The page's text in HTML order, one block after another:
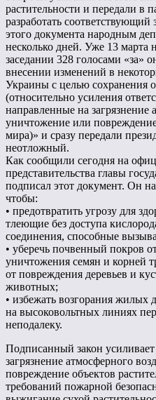
растительности и передали в
разработать соответствующий
этого документа народным
несколько дней. Уже 13 марта
заседании 328 голосами
внесении изменений в
Украины с целью сохранения
(относительно усиления
направленные на загрязнение
уничтожение или
мира)» и сразу передали
неотложный.
Как сообщили сегодня на
представительства главы
подписал этот документ. Он
чтобы:
• предотвратить угрозу для
тлеющие без доступа
соединения, способные
• уберечь почвенный покров
уничтожения семян и корней
от повреждения деревьев и
животных;
• избежать возгорания жилых
на высоковольтных линиях
неподалеку.
Подписанный закон усиливает
загрязнение атмосферного
повреждение объектов
требований пожарной